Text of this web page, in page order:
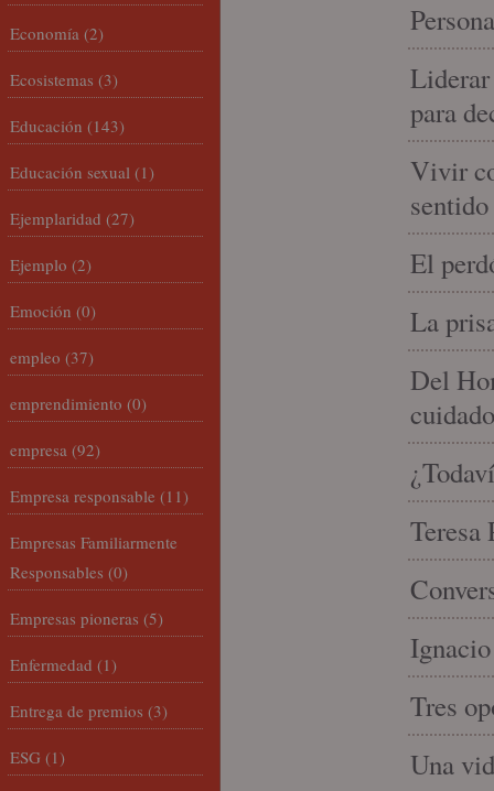
para
Vivir
El
La
Del
cuidado
Teresa
Tres
Una
Economía (2)
Ecosistemas (3)
Educación (143)
Educación sexual (1)
Ejemplaridad (27)
Ejemplo (2)
Emoción (0)
empleo (37)
emprendimiento (0)
empresa (92)
Empresa responsable (11)
Empresas Familiarmente
Responsables (0)
Empresas pioneras (5)
Enfermedad (1)
Entrega de premios (3)
ESG (1)